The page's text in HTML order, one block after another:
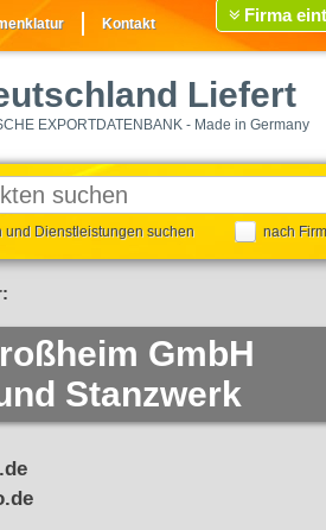
Kontakt Firma
Liefert
EXPORTDATENBANK - Made in Germany
und Dienstleistungen suchen nach
GmbH
Stanzwerk